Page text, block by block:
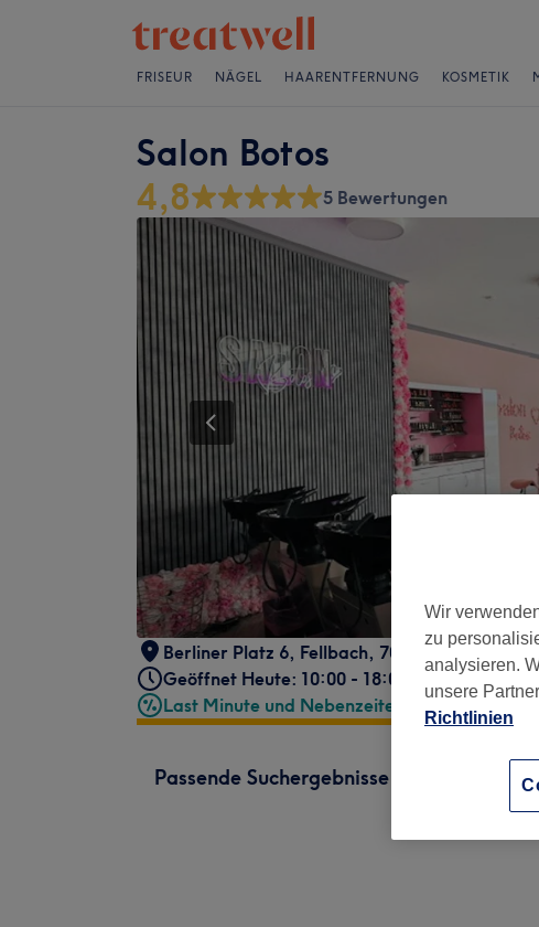
FRISEUR NÄGEL HAARENTFERNUNG KOSMETIK
Salon Botos
4,8 5 Bewertungen
Berliner Platz 6, Fellbach, 70734
Geöffnet Heute: 10:00 - 18:00
Last Minute und Nebenzeiten
Passende Suchergebnisse
Wir
zu
analysieren.
unsere
Richtlinien